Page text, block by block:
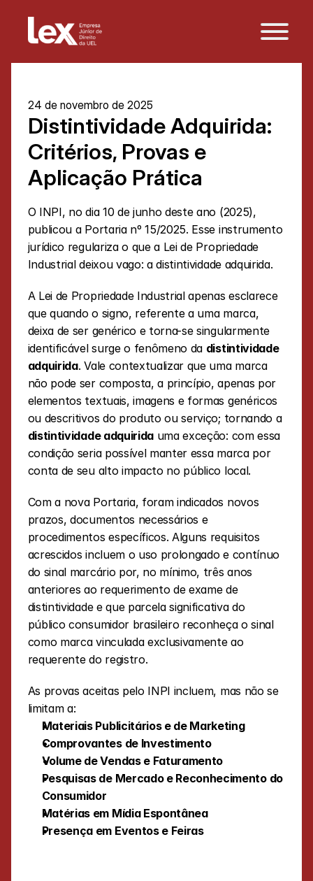
24 de novembro de 2025
Distintividade Adquirida:
Critérios, Provas e
Aplicação Prática
O INPI, no dia 10 de junho deste ano (2025),
publicou a Portaria nº 15/2025. Esse instrumento
jurídico regulariza o que a Lei de Propriedade
Industrial deixou vago: a distintividade adquirida.
A Lei de Propriedade Industrial apenas esclarece
que quando o signo, referente a uma marca,
deixa de ser genérico e torna-se singularmente
identificável surge o fenômeno da distintividade
adquirida. Vale contextualizar que uma marca
não pode ser composta, a princípio, apenas por
elementos textuais, imagens e formas genéricos
ou descritivos do produto ou serviço; tornando a
distintividade adquirida uma exceção: com essa
condição seria possível manter essa marca por
conta de seu alto impacto no público local.
Com a nova Portaria, foram indicados novos
prazos, documentos necessários e
procedimentos específicos. Alguns requisitos
acrescidos incluem o uso prolongado e contínuo
do sinal marcário por, no mínimo, três anos
anteriores ao requerimento de exame de
distintividade e que parcela significativa do
público consumidor brasileiro reconheça o sinal
como marca vinculada exclusivamente ao
requerente do registro.
As provas aceitas pelo INPI incluem, mas não se
limitam a:
Materiais Publicitários e de Marketing
Comprovantes de Investimento
Volume de Vendas e Faturamento
Pesquisas de Mercado e Reconhecimento do
Consumidor
Matérias em Mídia Espontânea
Presença em Eventos e Feiras